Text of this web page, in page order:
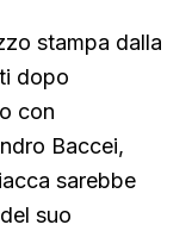
stampa dalla
dopo
con
Baccei,
sarebbe
suo